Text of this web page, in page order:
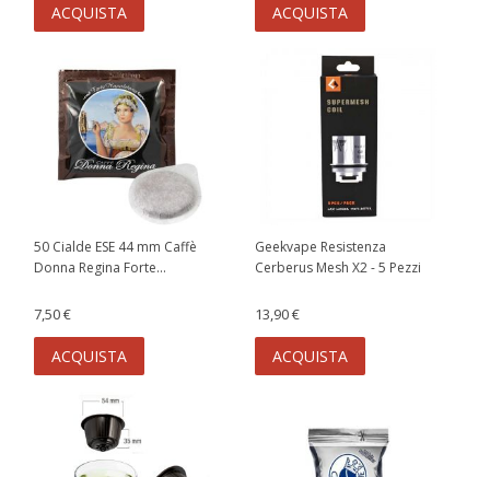
ACQUISTA ACQUISTA
50 Cialde ESE 44 mm Caffè
Donna Regina Forte...
7,50 €
ACQUISTA
Geekvape Resistenza
Cerberus Mesh X2 - 5 Pezzi
13,90 €
ACQUISTA